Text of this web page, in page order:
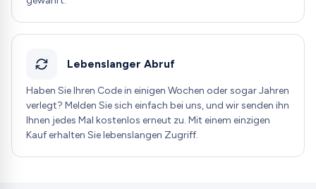
Lebenslanger Abruf
Haben Sie Ihren Code in einigen Wochen oder sogar Jahren
verlegt? Melden Sie sich einfach bei uns, und wir senden ihn
Ihnen jedes Mal kostenlos erneut zu. Mit einem einzigen
Kauf erhalten Sie lebenslangen Zugriff.